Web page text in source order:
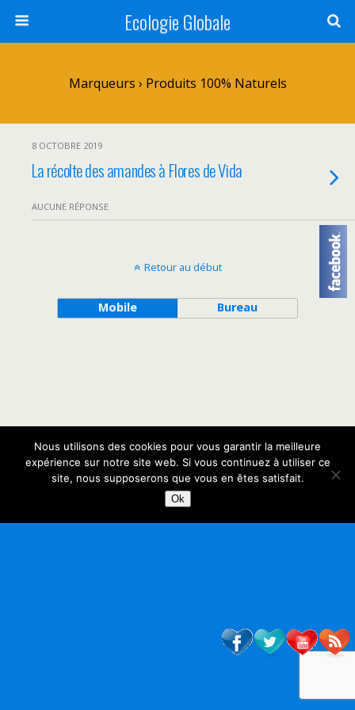
Ecologie Globale
Marqueurs › Produits 100% Naturels
8 OCTOBRE 2019
La récolte des amandes à Flores de Vida
AUCUNE RÉPONSE
Retour au début
Mobile Bureau
Nous utilisons des cookies pour vous garantir la meilleure
expérience sur notre site web. Si vous continuez à utiliser ce
site, nous supposerons que vous en êtes satisfait.
Ok